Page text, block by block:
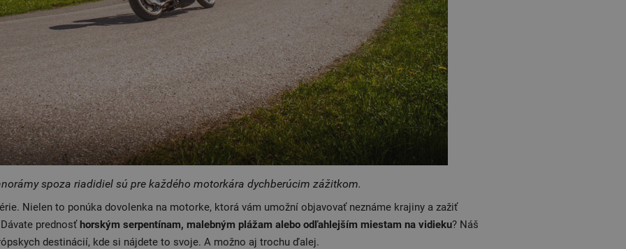
spoza riadidiel sú pre každého motorkára dychberúcim zážitkom.
Nielen to ponúka dovolenka na motorke, ktorá vám umožní objavovať neznáme krajiny a zažiť
prednosťhorským serpentínam, malebným plážam alebo odľahlejším miestam na vidieku? Náš
destinácií, kde si nájdete to svoje. A možno aj trochu ďalej.